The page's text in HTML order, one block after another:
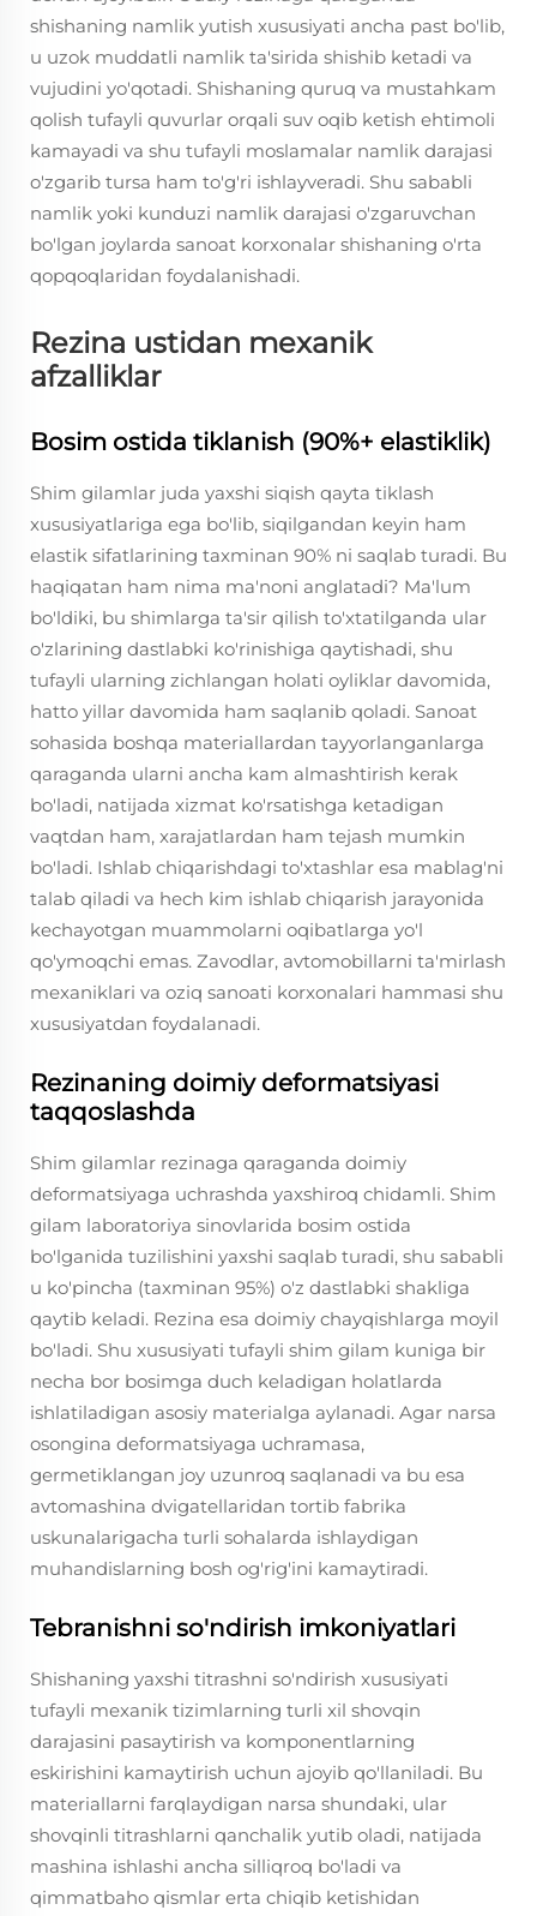
shishaning namlik yutish xususiyati ancha past bo'lib,
u uzok muddatli namlik ta'sirida shishib ketadi va
vujudini yo'qotadi. Shishaning quruq va mustahkam
qolish tufayli quvurlar orqali suv oqib ketish ehtimoli
kamayadi va shu tufayli moslamalar namlik darajasi
o'zgarib tursa ham to'g'ri ishlayveradi. Shu sababli
namlik yoki kunduzi namlik darajasi o'zgaruvchan
bo'lgan joylarda sanoat korxonalar shishaning o'rta
qopqoqlaridan foydalanishadi.
Rezina ustidan mexanik
afzalliklar
Bosim ostida tiklanish (90%+ elastiklik)
Shim gilamlar juda yaxshi siqish qayta tiklash
xususiyatlariga ega bo'lib, siqilgandan keyin ham
elastik sifatlarining taxminan 90% ni saqlab turadi. Bu
haqiqatan ham nima ma'noni anglatadi? Ma'lum
bo'ldiki, bu shimlarga ta'sir qilish to'xtatilganda ular
o'zlarining dastlabki ko'rinishiga qaytishadi, shu
tufayli ularning zichlangan holati oyliklar davomida,
hatto yillar davomida ham saqlanib qoladi. Sanoat
sohasida boshqa materiallardan tayyorlanganlarga
qaraganda ularni ancha kam almashtirish kerak
bo'ladi, natijada xizmat ko'rsatishga ketadigan
vaqtdan ham, xarajatlardan ham tejash mumkin
bo'ladi. Ishlab chiqarishdagi to'xtashlar esa mablag'ni
talab qiladi va hech kim ishlab chiqarish jarayonida
kechayotgan muammolarni oqibatlarga yo'l
qo'ymoqchi emas. Zavodlar, avtomobillarni ta'mirlash
mexaniklari va oziq sanoati korxonalari hammasi shu
xususiyatdan foydalanadi.
Rezinaning doimiy deformatsiyasi
taqqoslashda
Shim gilamlar rezinaga qaraganda doimiy
deformatsiyaga uchrashda yaxshiroq chidamli. Shim
gilam laboratoriya sinovlarida bosim ostida
bo'lganida tuzilishini yaxshi saqlab turadi, shu sababli
u ko'pincha (taxminan 95%) o'z dastlabki shakliga
qaytib keladi. Rezina esa doimiy chayqishlarga moyil
bo'ladi. Shu xususiyati tufayli shim gilam kuniga bir
necha bor bosimga duch keladigan holatlarda
ishlatiladigan asosiy materialga aylanadi. Agar narsa
osongina deformatsiyaga uchramasa,
germetiklangan joy uzunroq saqlanadi va bu esa
avtomashina dvigatellaridan tortib fabrika
uskunalarigacha turli sohalarda ishlaydigan
muhandislarning bosh og'rig'ini kamaytiradi.
Tebranishni so'ndirish imkoniyatlari
Shishaning yaxshi titrashni so'ndirish xususiyati
tufayli mexanik tizimlarning turli xil shovqin
darajasini pasaytirish va komponentlarning
eskirishini kamaytirish uchun ajoyib qo'llaniladi. Bu
materiallarni farqlaydigan narsa shundaki, ular
shovqinli titrashlarni qanchalik yutib oladi, natijada
mashina ishlashi ancha silliqroq bo'ladi va
qimmatbaho qismlar erta chiqib ketishidan